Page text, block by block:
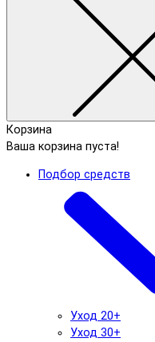
Корзина
Ваша корзина пуста!
Подбор средств
Уход 20+
Уход 30+